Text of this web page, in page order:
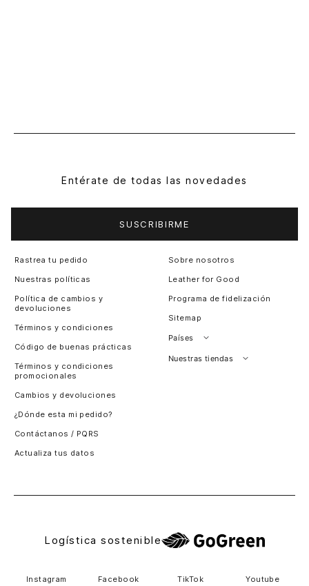
Entérate de todas las novedades
SUSCRIBIRME
Rastrea tu pedido
Nuestras políticas
Política de cambios y
devoluciones
Términos y condiciones
Código de buenas prácticas
Términos y condiciones
promocionales
Cambios y devoluciones
¿Dónde esta mi pedido?
Contáctanos / PQRS
Actualiza tus datos
Sobre nosotros
Leather for Good
Programa de fidelización
Sitemap
Países
Perú
Nuestras tiendas
Logística sostenible
Instagram Facebook TikTok Youtube